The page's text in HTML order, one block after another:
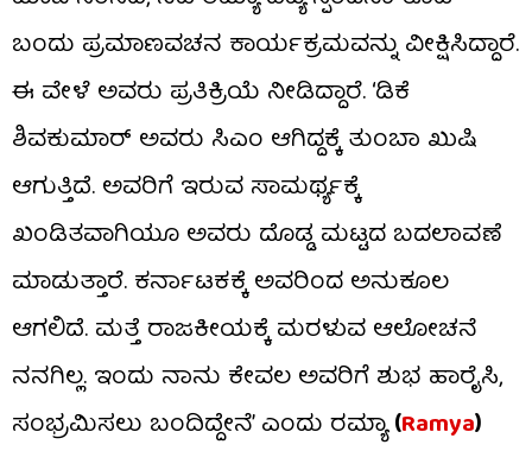
ಬಂದು ಪ್ರಮಾಣವಚನ ಕಾರ್ಯಕ್ರಮವನ್ನು ವೀಕ್ಷಿಸಿದ್ದಾರೆ.
ಈ ವೇಳೆ ಅವರು ಪ್ರತಿಕ್ರಿಯೆ ನೀಡಿದ್ದಾರೆ. ‘ಡಿಕೆ
ಶಿವಕುಮಾರ್ ಅವರು ಸಿಎಂ ಆಗಿದ್ದಕ್ಕೆ ತುಂಬಾ ಖುಷಿ
ಆಗುತ್ತಿದೆ. ಅವರಿಗೆ ಇರುವ ಸಾಮರ್ಥ್ಯಕ್ಕೆ
ಖಂಡಿತವಾಗಿಯೂ ಅವರು ದೊಡ್ಡ ಮಟ್ಟದ ಬದಲಾವಣೆ
ಮಾಡುತ್ತಾರೆ. ಕರ್ನಾಟಕಕ್ಕೆ ಅವರಿಂದ ಅನುಕೂಲ
ಆಗಲಿದೆ. ಮತ್ತೆ ರಾಜಕೀಯಕ್ಕೆ ಮರಳುವ ಆಲೋಚನೆ
ನನಗಿಲ್ಲ. ಇಂದು ನಾನು ಕೇವಲ ಅವರಿಗೆ ಶುಭ ಹಾರೈಸಿ,
ಸಂಭ್ರಮಿಸಲು ಬಂದಿದ್ದೇನೆ’ ಎಂದು ರಮ್ಯಾ(Ramya)